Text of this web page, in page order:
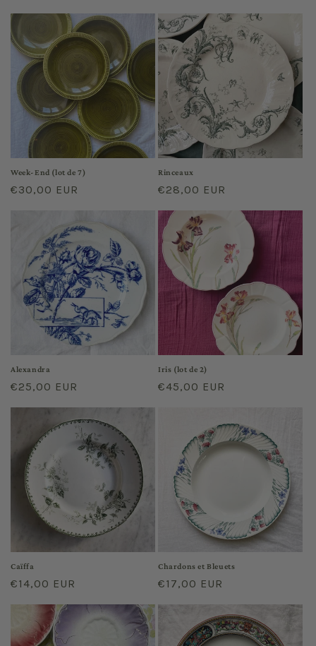
Week-End (lot de 7)
Prix
€30,00 EUR
Rinceaux
Prix
€28,00 EUR
Alexandra
Prix
€25,00 EUR
Iris (lot de 2)
Prix
€45,00 EUR
Caïffa
Prix
€14,00 EUR
Chardons et Bleuets
Prix
€17,00 EUR